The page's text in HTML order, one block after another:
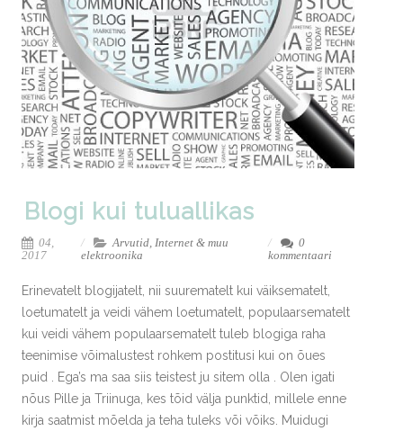
Blogi kui tuluallikas
04,
2017
Arvutid, Internet & muu
elektroonika
0
kommentaari
Erinevatelt blogijatelt, nii suurematelt kui väiksematelt,
loetumatelt ja veidi vähem loetumatelt, populaarsematelt
kui veidi vähem populaarsematelt tuleb blogiga raha
teenimise võimalustest rohkem postitusi kui on õues
puid . Ega’s ma saa siis teistest ju sitem olla . Olen igati
nõus Pille ja Triinuga, kes tõid välja punktid, millele enne
kirja saatmist mõelda ja teha tuleks või võiks. Muidugi